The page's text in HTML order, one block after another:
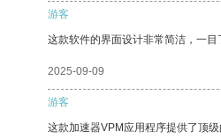
游客
这款软件的界面设计非常简洁，一目
2025-09-09
游客
这款加速器VPM应用程序提供了顶级